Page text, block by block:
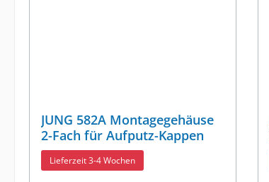
JUNG 582A Montagegehäuse
2-Fach für Aufputz-Kappen
Lieferzeit 3-4 Wochen